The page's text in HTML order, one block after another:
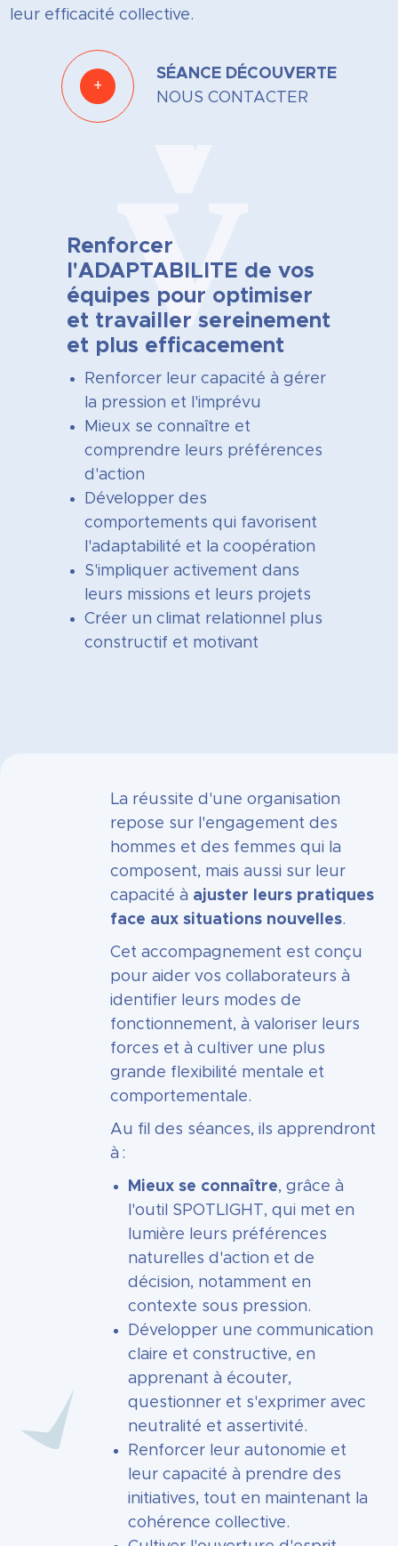
leur efficacité collective.
+
SÉANCE DÉCOUVERTE
NOUS CONTACTER
Renforcer
l'ADAPTABILITE de vos
équipes pour optimiser
et travailler sereinement
et plus efficacement
Renforcer leur capacité à gérer
la pression et l'imprévu
Mieux se connaître et
comprendre leurs préférences
d'action
Développer des
comportements qui favorisent
l'adaptabilité et la coopération
S'impliquer activement dans
leurs missions et leurs projets
Créer un climat relationnel plus
constructif et motivant
La réussite d'une organisation
repose sur l'engagement des
hommes et des femmes qui la
composent, mais aussi sur leur
capacité à ajuster leurs pratiques
face aux situations nouvelles.
Cet accompagnement est conçu
pour aider vos collaborateurs à
identifier leurs modes de
fonctionnement, à valoriser leurs
forces et à cultiver une plus
grande flexibilité mentale et
comportementale.
Au fil des séances, ils apprendront
à :
Mieux se connaître, grâce à
l'outil SPOTLIGHT, qui met en
lumière leurs préférences
naturelles d'action et de
décision, notamment en
contexte sous pression.
Développer une communication
claire et constructive, en
apprenant à écouter,
questionner et s'exprimer avec
neutralité et assertivité.
Renforcer leur autonomie et
leur capacité à prendre des
initiatives, tout en maintenant la
cohérence collective.